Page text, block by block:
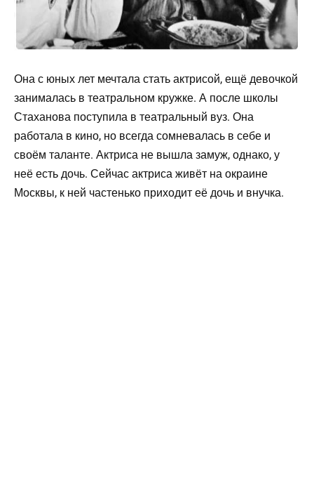
Она с юных лет мечтала стать актрисой, ещё девочкой
занималась в театральном кружке. А после школы
Стаханова поступила в театральный вуз. Она
работала в кино, но всегда сомневалась в себе и
своём таланте. Актриса не вышла замуж, однако, у
неё есть дочь. Сейчас актриса живёт на окраине
Москвы, к ней частенько приходит её дочь и внучка.